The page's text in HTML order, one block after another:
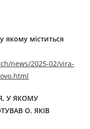
якому міститься
news/2025-02/vira-
У ЯКОМУ
О. ЯКІВ